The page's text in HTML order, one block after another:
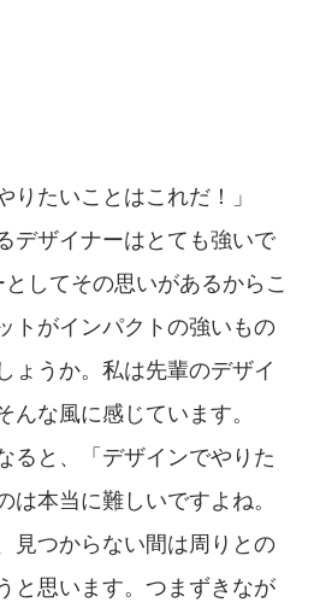
りたいことはこれだ！」
デザイナーはとても強いで
してその思いがあるからこ
トがインパクトの強いもの
ょうか。私は先輩のデザイ
な風に感じています。
ると、「デザインでやりた
本当に難しいですよね。
見つからない間は周りとの
と思います。つまずきなが